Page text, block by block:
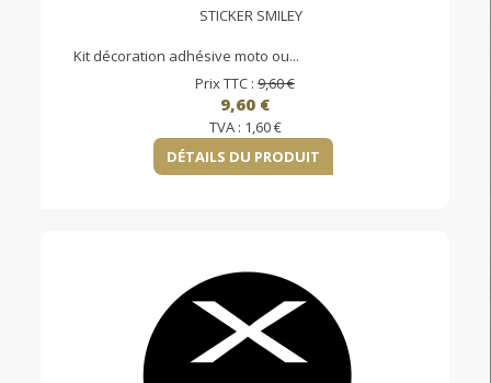
STICKER SMILEY
Kit décoration adhésive moto ou...
Prix TTC : 9,60 €
9,60 €
TVA : 1,60 €
DÉTAILS DU PRODUIT